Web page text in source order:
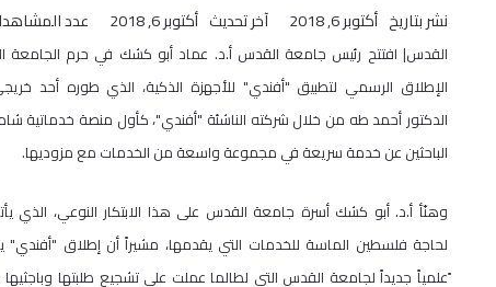
نشر بتاريخ أكتوبر 6, 2018 آخر تحديث أكتوبر 6, 2018 عدد
القدس| افتتح رئيس جامعة القدس أ.د. عماد أبو كشك في حرم الجامعة
الإطلاق الرسمي لتطبيق "أفندي" للأجهزة الذكية، الذي طوره أحد
الدكتور أحمد طه من خلال شركته الناشئة "أفندي"، كأول منصة خدماتية
الباحثين عن خدمة سريعة في مجموعة واسعة من الخدمات مع مزوديها.
وهنّأ أ.د. أبو كشك أسرة جامعة القدس على هذا الابتكار النوعي، الذي
لحاجة فلسطين الماسة للخدمات التي يقدمها، مشيراً أن إطلاق "أفندي"
ًعلمياً جديداً لجامعة القدس التي لطالما عملت على تشجيع طلبتها وباجثيها